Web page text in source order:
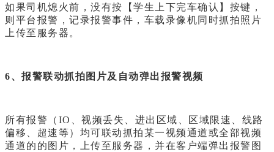
如果司机熄火前，没有按【学生上下完车确认】按键，
则平台报警，记录报警事件，车载录像机同时抓拍照片
上传至服务器。
6、报警联动抓拍图片及自动弹出报警视频
所有报警（IO、视频丢失、进出区域、区域限速、线路
偏移、超速等）均可联动抓拍某一视频通道或全部视频
通道的的图片，上传至服务器，并在客户端弹出报警图